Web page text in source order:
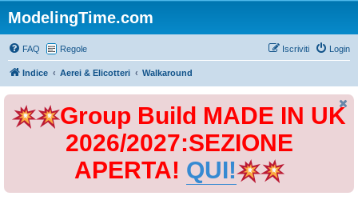
ModelingTime.com
FAQ Regole Login
Iscriviti
Indice Aerei & Elicotteri Walkaround
Group Build MADE IN UK
2026/2027:SEZIONE
APERTA! QUI!